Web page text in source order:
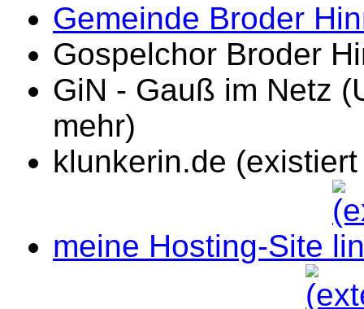
Gemeinde Broder
Gospelchor Broder
GiN - Gauß im Netz
mehr)
klunkerin.de
meine Hosting-Site